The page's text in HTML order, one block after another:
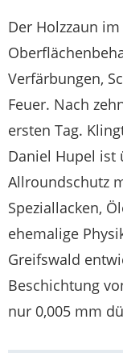
Der Holzzaun
Verfärbungen,
Feuer. Nach
ersten Tag.
Daniel Hupel ist
Allroundschutz
Speziallacken,
ehemalige
Greifswald
Beschichtung
nur 0,005 mm